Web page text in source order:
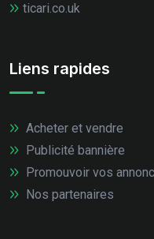
ticari.co.uk
Liens rapides
Acheter et vendre
Publicité bannière
Promouvoir vos
Nos partenaires